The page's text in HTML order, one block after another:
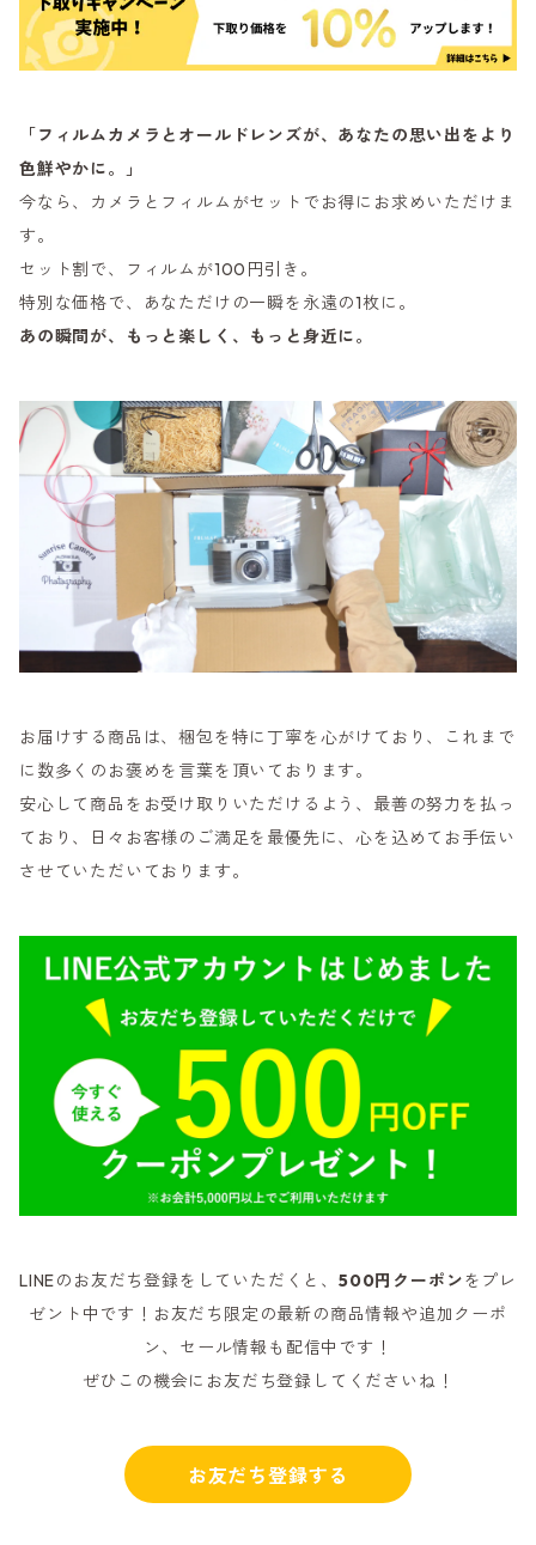
「フィルムカメラとオールドレンズが、あなたの思い出をより
色鮮やかに。」
今なら、カメラとフィルムがセットでお得にお求めいただけま
す。
セット割で、フィルムが100円引き。
特別な価格で、あなただけの一瞬を永遠の1枚に。
あの瞬間が、もっと楽しく、もっと身近に。
お届けする商品は、梱包を特に丁寧を心がけており、これまで
に数多くのお褒めを言葉を頂いております。
安心して商品をお受け取りいただけるよう、最善の努力を払っ
ており、日々お客様のご満足を最優先に、心を込めてお手伝い
させていただいております。
LINEのお友だち登録をしていただくと、500円クーポンをプレ
ゼント中です！お友だち限定の最新の商品情報や追加クーポ
ン、セール情報も配信中です！
ぜひこの機会にお友だち登録してくださいね！
お友だち登録する